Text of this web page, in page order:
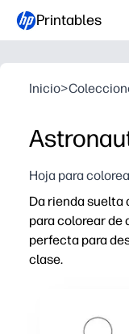
Printables
Inicio>
Hoja para
Da rienda suelta
para colorear de
perfecta para
clase.
Los